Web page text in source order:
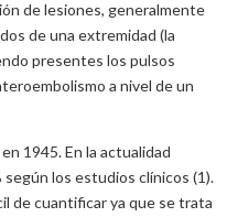
de lesiones, generalmente
de una extremidad (la
presentes los pulsos
a nivel de un
1945. En la actualidad
los estudios clínicos (1).
de cuantificar ya que se trata